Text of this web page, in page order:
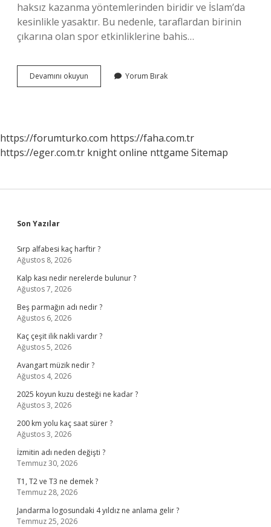
haksız kazanma yöntemlerinden biridir ve İslam’da
kesinlikle yasaktır. Bu nedenle, taraflardan birinin
çıkarına olan spor etkinliklerine bahis…
Devamını okuyun
Oyunu
Yorum Bırak
https://forumturko.com https://faha.com.tr
https://eger.com.tr knight online nttgame Sitemap
Sidebar
Son Yazılar
Sırp alfabesi kaç harftir ?
Ağustos 8, 2026
Kalp kası nedir nerelerde bulunur ?
Ağustos 7, 2026
Beş parmağın adı nedir ?
Ağustos 6, 2026
Kaç çeşit ilik nakli vardır ?
Ağustos 5, 2026
Avangart müzik nedir ?
Ağustos 4, 2026
2025 koyun kuzu desteği ne kadar ?
Ağustos 3, 2026
200 km yolu kaç saat sürer ?
Ağustos 3, 2026
İzmitin adı neden değişti ?
Temmuz 30, 2026
T1, T2 ve T3 ne demek ?
Temmuz 28, 2026
Jandarma logosundaki 4 yıldız ne anlama gelir ?
Temmuz 25, 2026